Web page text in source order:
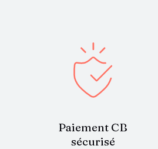
Paiement CB
sécurisé